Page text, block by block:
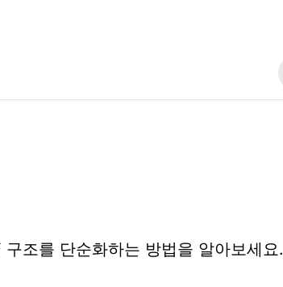
조를 단순화하는 방법을 알아보세요.